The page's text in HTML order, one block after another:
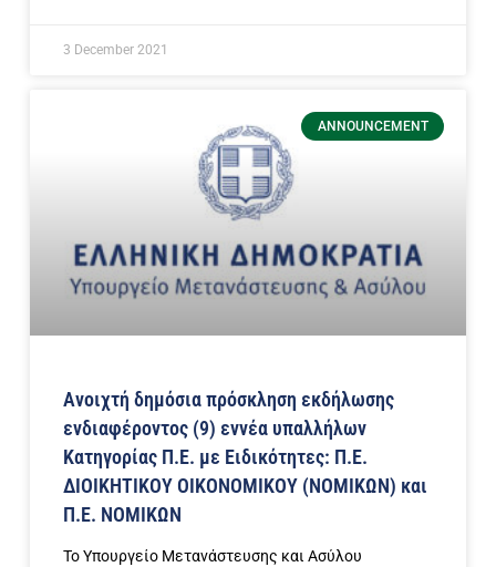
3 December 2021
ANNOUNCEMENT
Ανοιχτή δημόσια πρόσκληση εκδήλωσης
ενδιαφέροντος (9) εννέα υπαλλήλων
Κατηγορίας Π.Ε. με Ειδικότητες: Π.Ε.
ΔΙΟΙΚΗΤΙΚΟΥ ΟΙΚΟΝΟΜΙΚΟΥ (ΝΟΜΙΚΩΝ) και
Π.Ε. ΝΟΜΙΚΩΝ
Το Υπουργείο Μετανάστευσης και Ασύλου